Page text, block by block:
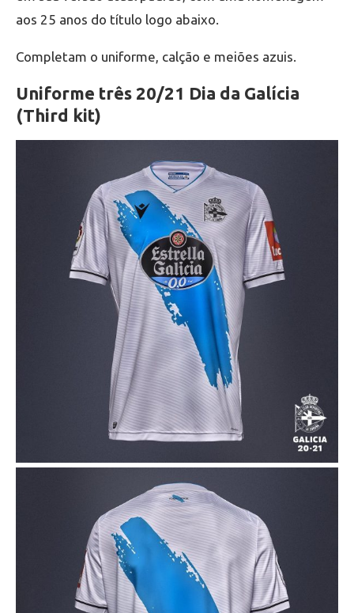
aos 25 anos do título logo abaixo.
Completam o uniforme, calção e meiões azuis.
Uniforme três 20/21 Dia da Galícia
(Third kit)